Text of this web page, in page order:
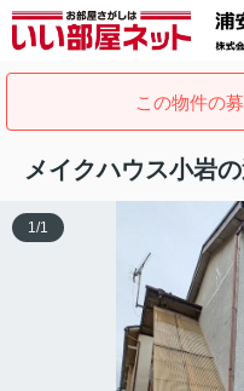
この物件の
メイクハウス小岩
1/1